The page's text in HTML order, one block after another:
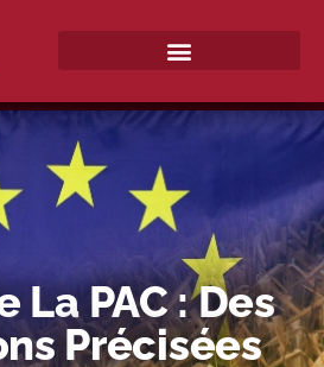
La PAC : Des
Précisées